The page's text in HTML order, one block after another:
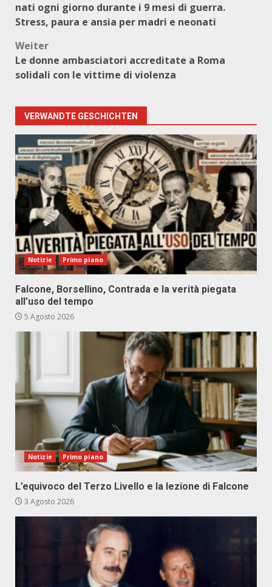
nati ogni giorno durante i 9 mesi di guerra.
Stress, paura e ansia per madri e neonati
Weiter
Le donne ambasciatori accreditate a Roma
solidali con le vittime di violenza
VERWANDTE GESCHICHTEN
Notizie Primo piano
Falcone, Borsellino, Contrada e la verità piegata
all’uso del tempo
5 Agosto 2026
Notizie Primo piano
L’equivoco del Terzo Livello e la lezione di Falcone
3 Agosto 2026